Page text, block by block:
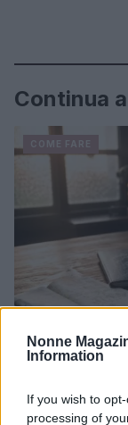
Nonne
Information
If you wish to
processing of
Continua
Assicurazione
massimali,